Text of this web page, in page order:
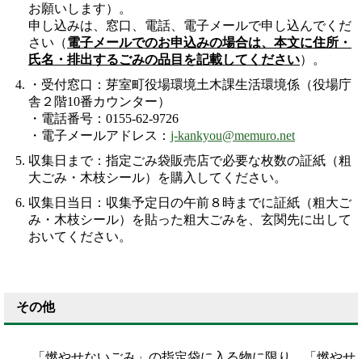
お願いします）。
申し込みは、窓口、電話、電子メールで申し込んでくだ
さい（電子メールでのお申込みの場合は、本文に住所・
氏名・排出するごみの品目を記載してください）。
・受付窓口：芽室町役場環境土木課生活環境係（役場庁
舎２階10番カウンター）
・電話番号：0155-62-9726
・電子メールアドレス： j-kankyou@memuro.net
収集日まで：指定ごみ袋販売店で必要な枚数の証紙（粗
大ごみ・木枝シール）を購入してください。
収集日当日：収集予定日の午前８時までに証紙（粗大ご
み・木枝シール）を貼った粗大ごみを、玄関先に出して
おいてください。
その他